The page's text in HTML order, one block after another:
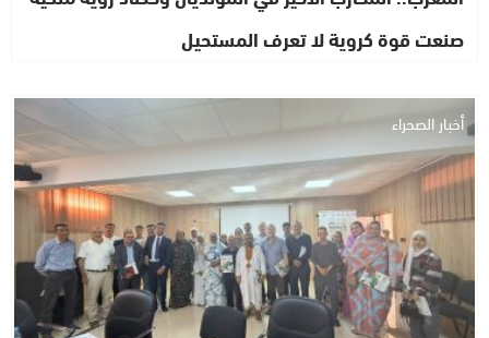
صنعت قوة كروية لا تعرف المستحيل
أخبار الصحراء